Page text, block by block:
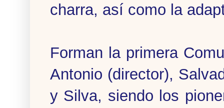
charra, así como la
Forman la primera
Antonio (director),
y Silva, siendo los